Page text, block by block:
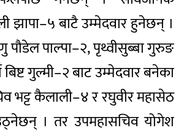
बाटै उम्मेदवार हुनेछन् ।
पौडेल पाल्पा–२, पृथ्वीसुब्बा गुरुङ
गुल्मी–२ बाट उम्मेदवार बनेका
भट्ट कैलाली–४ र रघुवीर महासेठ
। तर उपमहासचिव योगेश